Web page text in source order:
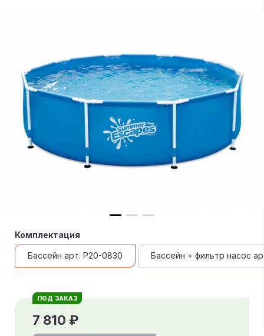
Комплектация
Бассейн арт. P20-0830 Бассейн + фильтр насос
ПОД ЗАКАЗ
7 810 ₽